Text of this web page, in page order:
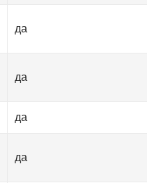
да
да
да
да